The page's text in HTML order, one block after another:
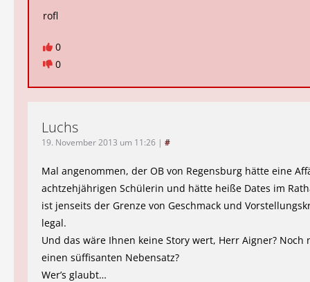
rofl
0
0
Luchs
19. November 2013 um 11:26 | #
Mal angenommen, der OB von Regensburg hätte eine
achtzehjährigen Schülerin und hätte heiße Dates im
ist jenseits der Grenze von Geschmack und
legal.
Und das wäre Ihnen keine Story wert, Herr Aigner? Noch
einen süffisanten Nebensatz?
Wer’s glaubt…